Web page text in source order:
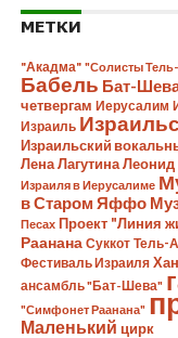
МЕТКИ
"Акадма" "Солисты
Бабель Бат-
четвергам Иерусалим
Израиль
Израильский
Лена Лагутина Леонид
Израиля в Иерусалиме
в Старом Яффо
Песах Проект "Линия
Раанана Суккот Тель-
Фестиваль Израиля
ансамбль "Бат-Шева"
"Симфонет Раанана"
Маленький цирк